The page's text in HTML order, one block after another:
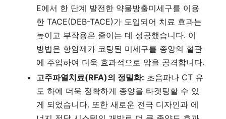
E에서 한 단계 발전한 약물방출미세구를 이용
한 TACE(DEB-TACE)가 도입되어 치료 효과는
높이고 부작용은 줄이는 데 성공했습니다. 이
방법은 항암제가 코팅된 미세구를 종양의 혈관
에 주입하여 더욱 효과적으로 암을 공격합니다.
고주파열치료(RFA)의 정밀화: 초음파나 CT 유
도 하에 더욱 정확하게 종양을 타겟팅할 수 있
게 되었습니다. 또한 새로운 전극 디자인과 에